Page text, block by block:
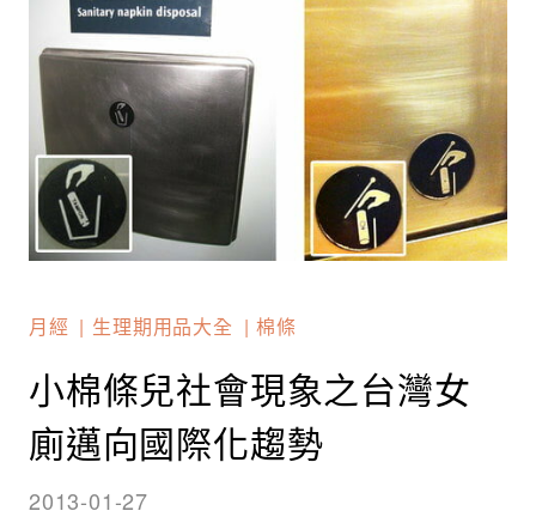
月經 生理期用品大全 棉條
小棉條兒社會現象之台灣女
廁邁向國際化趨勢
2013-01-27